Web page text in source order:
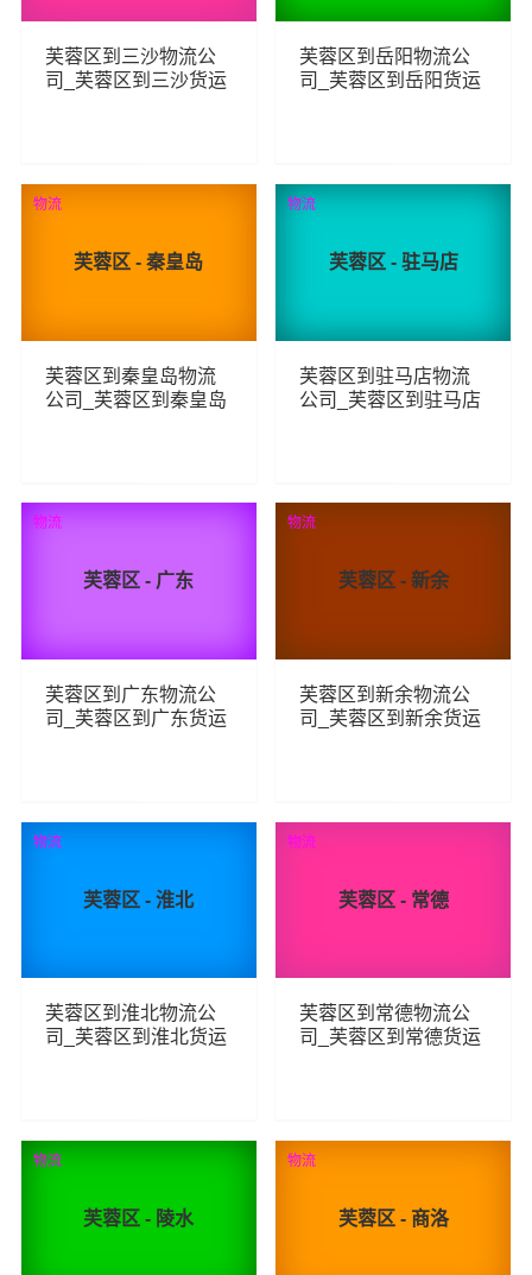
芙蓉区到三沙物流公
司_芙蓉区到三沙货运
89 查看详细
芙蓉区到岳阳物流公
司_芙蓉区到岳阳货运
97 查看详细
芙蓉区 - 秦皇岛
芙蓉区到秦皇岛物流
公司_芙蓉区到秦皇岛
117 查看详细
物流
芙蓉区 - 驻马店
芙蓉区到驻马店物流
公司_芙蓉区到驻马店
147 查看详细
物流
芙蓉区 - 广东
芙蓉区到广东物流公
司_芙蓉区到广东货运
92 查看详细
物流
芙蓉区 - 新余
芙蓉区到新余物流公
司_芙蓉区到新余货运
103 查看详细
物流
芙蓉区 - 淮北
芙蓉区到淮北物流公
司_芙蓉区到淮北货运
97 查看详细
物流
芙蓉区 - 常德
芙蓉区到常德物流公
司_芙蓉区到常德货运
98 查看详细
物流
芙蓉区 - 陵水
物流
芙蓉区 - 商洛
物流